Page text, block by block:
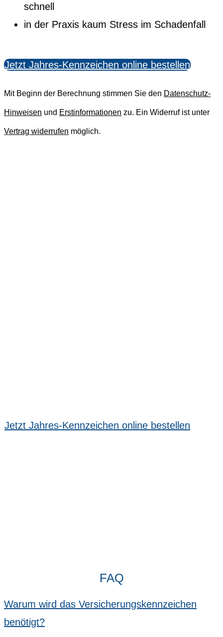
schnell
in der Praxis kaum Stress im Schadenfall
Jetzt Jahres-Kennzeichen online bestellen
Mit Beginn der Berechnung stimmen Sie den Datenschutz-
Hinweisen und Erstinformationen zu. Ein Widerruf ist unter
Vertrag widerrufen möglich.
Jetzt Jahres-Kennzeichen online bestellen
FAQ
Warum wird das Versicherungskennzeichen
benötigt?